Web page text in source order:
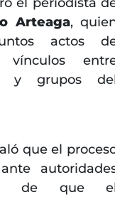
Arteaga,
actos
vínculos
y grupos
que el
de que